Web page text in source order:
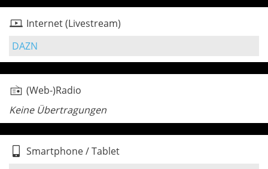
Internet (Livestream)
DAZN
(Web-)Radio
Keine Übertragungen
Smartphone / Tablet